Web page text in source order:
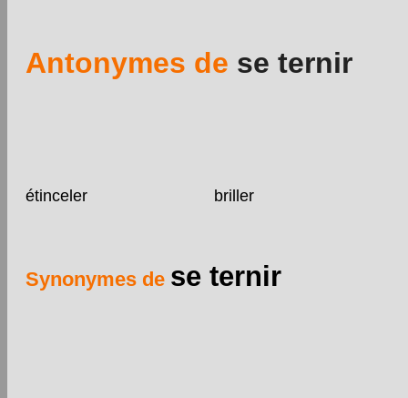
Antonymes de se ternir
étinceler briller
Synonymes de se ternir